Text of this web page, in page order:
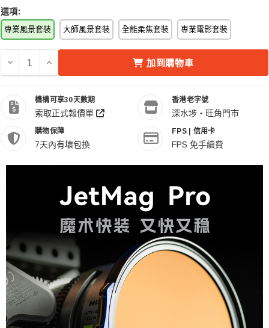
選項:
專業風景套裝 大師風景套裝 全能柔焦套裝 專業電影套裝
減少 NISI 耐司 JETMAG PRO 82MAG PRO LANDSCAPE
增加 NISI 耐司 JETMAG PRO 82MAG PRO
加到購物車
機構可享30天數期
索取正式報價單
香港老字號
深水埗・旺角門市
購物保障
7天內有壞包換
FPS | 信用卡
FPS 免手續費